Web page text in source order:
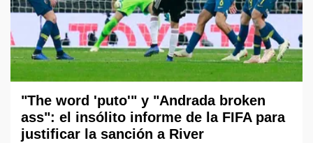
"The word 'puto'" y "Andrada broken
ass": el insólito informe de la FIFA para
justificar la sanción a River